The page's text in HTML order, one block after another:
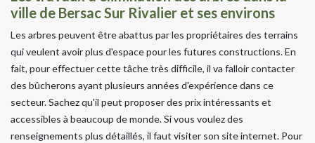
ville de Bersac Sur Rivalier et ses environs
Les arbres peuvent être abattus par les propriétaires des terrains
qui veulent avoir plus d'espace pour les futures constructions. En
fait, pour effectuer cette tâche très difficile, il va falloir contacter
des bûcherons ayant plusieurs années d'expérience dans ce
secteur. Sachez qu'il peut proposer des prix intéressants et
accessibles à beaucoup de monde. Si vous voulez des
renseignements plus détaillés, il faut visiter son site internet. Pour